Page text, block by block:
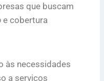
que buscam
e cobertura
às necessidades
a serviços